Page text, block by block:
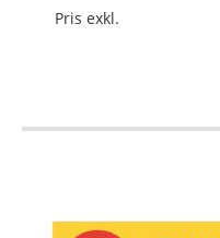
Mått:225x100mm
Pris exkl.